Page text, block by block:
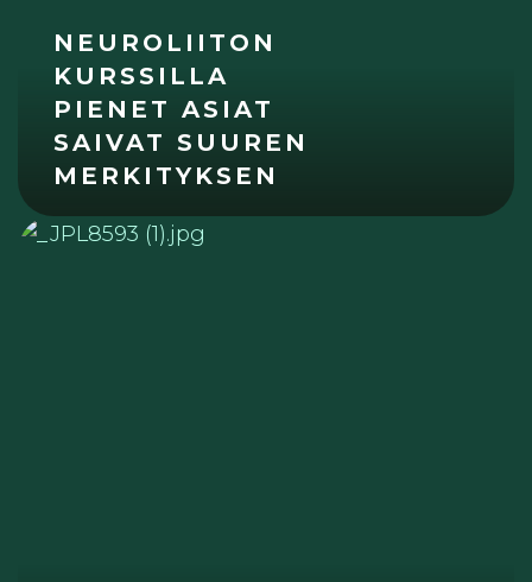
NEUROLIITON
KURSSILLA
PIENET ASIAT
SAIVAT SUUREN
MERKITYKSEN